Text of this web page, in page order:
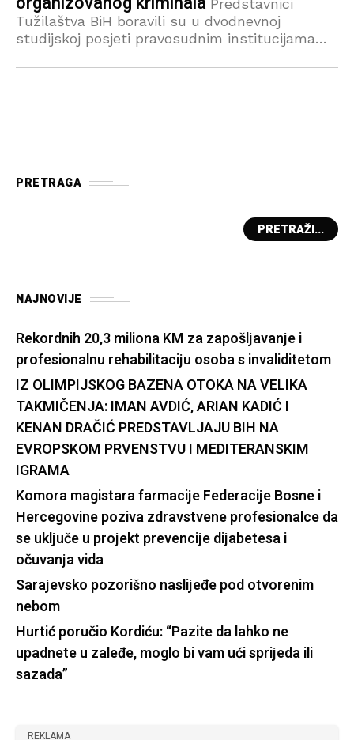
Predstavnici
Tužilaštva BiH boravili su u dvodnevnoj
studijskoj posjeti pravosudnim institucijama
organizovanog kriminala u Bosni i Hercegovini,
PRETRAGA
PRETRAŽI...
NAJNOVIJE
Rekordnih 20,3 miliona KM za zapošljavanje i
profesionalnu rehabilitaciju osoba s invaliditetom
IZ OLIMPIJSKOG BAZENA OTOKA NA VELIKA
TAKMIČENJA: IMAN AVDIĆ, ARIAN KADIĆ I
KENAN DRAČIĆ PREDSTAVLJAJU BIH NA
EVROPSKOM PRVENSTVU I MEDITERANSKIM
IGRAMA
Komora magistara farmacije Federacije Bosne i
Hercegovine poziva zdravstvene profesionalce da
se uključe u projekt prevencije dijabetesa i
očuvanja vida
Sarajevsko pozorišno naslijeđe pod otvorenim
nebom
Hurtić poručio Kordiću: “Pazite da lahko ne
upadnete u zaleđe, moglo bi vam ući sprijeda ili
sazada”
REKLAMA